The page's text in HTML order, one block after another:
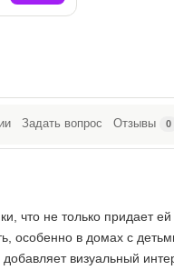
Задать вопрос Отзывы 0
что не только придает
особенно в домах с
визуальный